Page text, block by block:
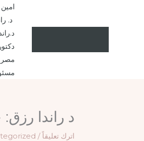
د.
مصر
د راندا رزق:
اترك تعليقاً /